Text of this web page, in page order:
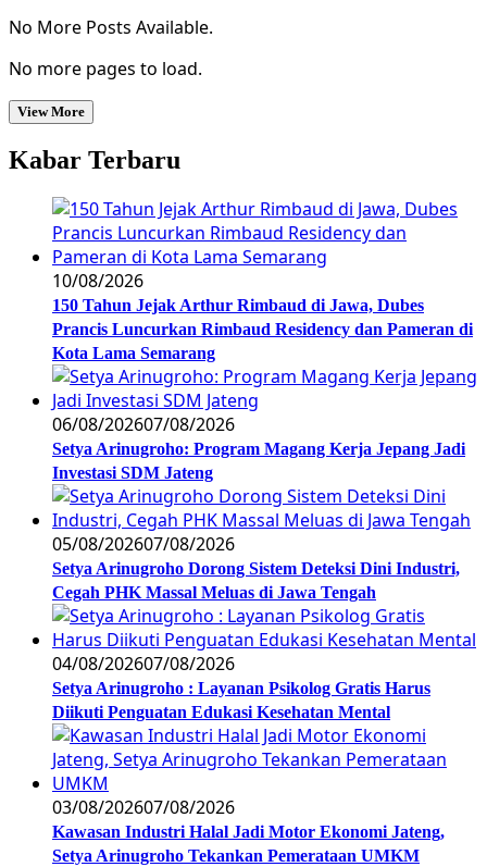
No More Posts Available.
No more pages to load.
View More
Kabar Terbaru
10/08/2026
150 Tahun Jejak Arthur Rimbaud di Jawa, Dubes
Prancis Luncurkan Rimbaud Residency dan Pameran di
Kota Lama Semarang
06/08/202607/08/2026
Setya Arinugroho: Program Magang Kerja Jepang Jadi
Investasi SDM Jateng
05/08/202607/08/2026
Setya Arinugroho Dorong Sistem Deteksi Dini Industri,
Cegah PHK Massal Meluas di Jawa Tengah
04/08/202607/08/2026
Setya Arinugroho : Layanan Psikolog Gratis Harus
Diikuti Penguatan Edukasi Kesehatan Mental
03/08/202607/08/2026
Kawasan Industri Halal Jadi Motor Ekonomi Jateng,
Setya Arinugroho Tekankan Pemerataan UMKM